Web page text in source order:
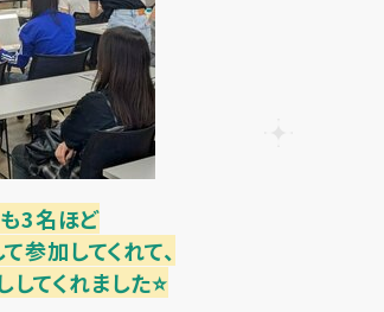
3名ほど
参加してくれて、
てくれました⭐